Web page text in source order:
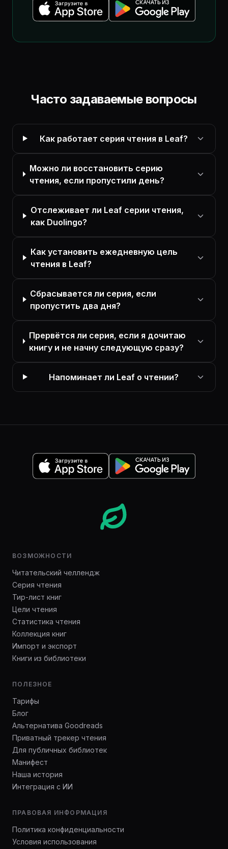
Часто задаваемые вопросы
Как работает серия чтения в Leaf?
Можно ли восстановить серию
чтения, если пропустили день?
Отслеживает ли Leaf серии чтения,
как Duolingo?
Как установить ежедневную цель
чтения в Leaf?
Сбрасывается ли серия, если
пропустить два дня?
Прервётся ли серия, если я дочитаю
книгу и не начну следующую сразу?
Напоминает ли Leaf о чтении?
ВОЗМОЖНОСТИ
Читательский челлендж
Серия чтения
Тир-лист книг
Цели чтения
Статистика чтения
Коллекция книг
Импорт и экспорт
Книги из библиотеки
ПОЛЕЗНОЕ
Тарифы
Блог
Альтернатива Goodreads
Приватный трекер чтения
Для публичных библиотек
Манифест
Наша история
Интеграция с ИИ
ПРАВОВАЯ ИНФОРМАЦИЯ
Политика конфиденциальности
Условия использования